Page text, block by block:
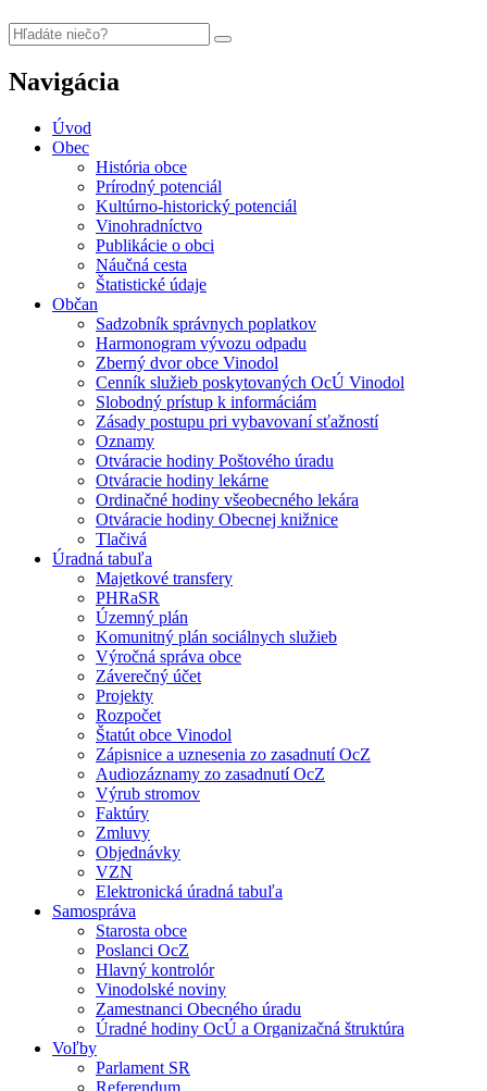
Navigácia
Úvod
Obec
História obce
Prírodný potenciál
Kultúrno-historický potenciál
Vinohradníctvo
Publikácie o obci
Náučná cesta
Štatistické údaje
Občan
Sadzobník správnych poplatkov
Harmonogram vývozu odpadu
Zberný dvor obce Vinodol
Cenník služieb poskytovaných OcÚ Vinodol
Slobodný prístup k informáciám
Zásady postupu pri vybavovaní sťažností
Oznamy
Otváracie hodiny Poštového úradu
Otváracie hodiny lekárne
Ordinačné hodiny všeobecného lekára
Otváracie hodiny Obecnej knižnice
Tlačivá
Úradná tabuľa
Majetkové transfery
PHRaSR
Územný plán
Komunitný plán sociálnych služieb
Výročná správa obce
Záverečný účet
Projekty
Rozpočet
Štatút obce Vinodol
Zápisnice a uznesenia zo zasadnutí OcZ
Audiozáznamy zo zasadnutí OcZ
Výrub stromov
Faktúry
Zmluvy
Objednávky
VZN
Elektronická úradná tabuľa
Samospráva
Starosta obce
Poslanci OcZ
Hlavný kontrolór
Vinodolské noviny
Zamestnanci Obecného úradu
Úradné hodiny OcÚ a Organizačná štruktúra
Voľby
Parlament SR